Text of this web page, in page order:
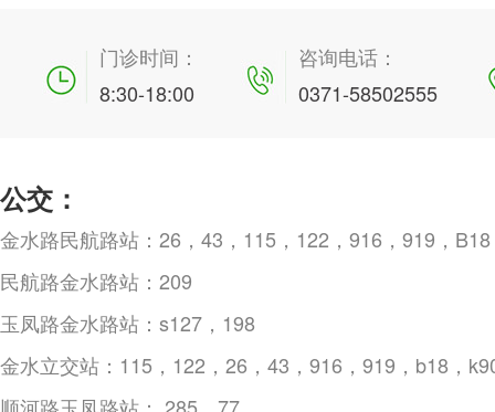
门诊时间：
8:30-18:00
咨询电话：
0371-58502555
公交：
金水路民航路站：26，43，115，122，916，919，
民航路金水路站：209
玉凤路金水路站：s127，198
金水立交站：115，122，26，43，916，919，b18，
顺河路玉凤路站： 285，77